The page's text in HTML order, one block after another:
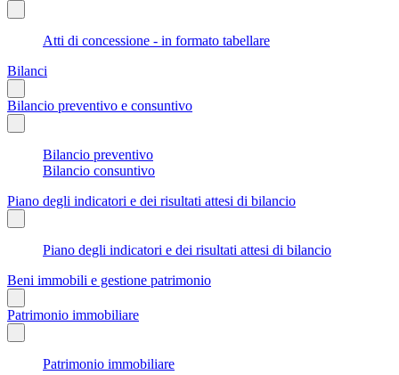
Atti di concessione - in formato tabellare
Bilanci
Bilancio preventivo e consuntivo
Bilancio preventivo
Bilancio consuntivo
Piano degli indicatori e dei risultati attesi di bilancio
Piano degli indicatori e dei risultati attesi di bilancio
Beni immobili e gestione patrimonio
Patrimonio immobiliare
Patrimonio immobiliare